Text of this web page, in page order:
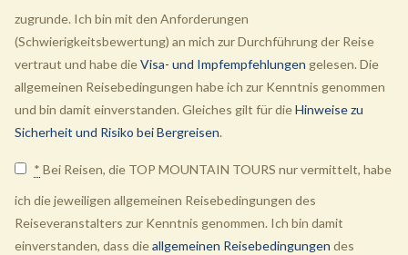
zugrunde. Ich bin mit den Anforderungen
(Schwierigkeitsbewertung) an mich zur Durchführung der Reise
vertraut und habe dieVisa- und Impfempfehlungen gelesen. Die
allgemeinen Reisebedingungen habe ich zur Kenntnis genommen
und bin damit einverstanden. Gleiches gilt für dieHinweise zu
Sicherheit und Risiko bei Bergreisen.
* Bei Reisen, die TOP MOUNTAIN TOURS nur vermittelt, habe
ich die jeweiligen allgemeinen Reisebedingungen des
Reiseveranstalters zur Kenntnis genommen. Ich bin damit
einverstanden, dass dieallgemeinen Reisebedingungen des